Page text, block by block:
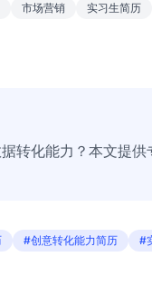
市场营销 实习生简历
转化能力？本文提
#创意转化能力简历 #